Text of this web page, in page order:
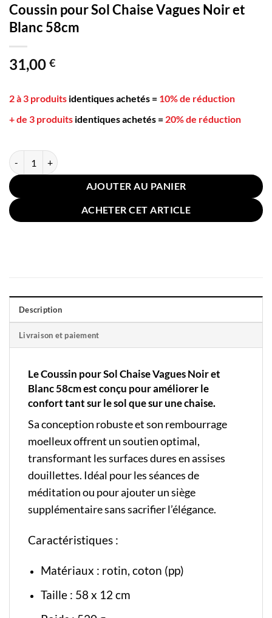
Coussin pour Sol Chaise Vagues Noir et
Blanc 58cm
31,00 €
2 à 3 produits identiques achetés = 10% de réduction
+ de 3 produits identiques achetés = 20% de réduction
quantité de Coussin pour Sol Chaise Vagues Noir et Blanc 58cm
AJOUTER AU PANIER
ACHETER CET ARTICLE
Description
Livraison et paiement
Le Coussin pour Sol Chaise Vagues Noir et
Blanc 58cm est conçu pour améliorer le
confort tant sur le sol que sur une chaise.
Sa conception robuste et son rembourrage
moelleux offrent un soutien optimal,
transformant les surfaces dures en assises
douillettes. Idéal pour les séances de
méditation ou pour ajouter un siège
supplémentaire sans sacrifier l’élégance.
Caractéristiques :
Matériaux : rotin, coton (pp)
Taille : 58 x 12 cm